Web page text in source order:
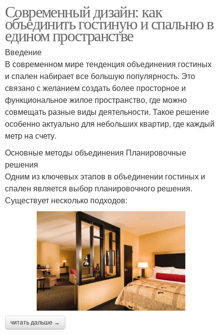
Современный дизайн: как
объединить гостиную и спальню в
едином пространстве
Введение
В современном мире тенденция объединения гостиных
и спален набирает все большую популярность. Это
связано с желанием создать более просторное и
функциональное жилое пространство, где можно
совмещать разные виды деятельности. Такое решение
особенно актуально для небольших квартир, где каждый
метр на счету.
Основные методы объединения Планировочные
решения
Одним из ключевых этапов в объединении гостиных и
спален является выбор планировочного решения.
Существует несколько подходов:
читать дальше →